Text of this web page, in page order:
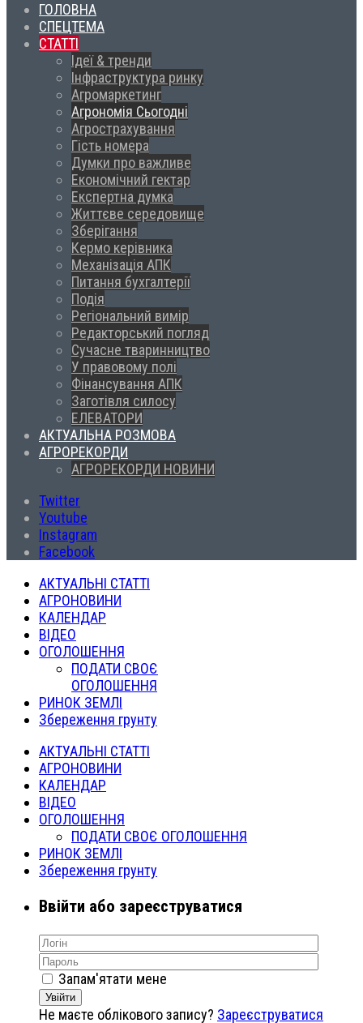
ГОЛОВНА
СПЕЦТЕМА
СТАТТІ
Ідеї & тренди
Інфраструктура ринку
Агромаркетинг
Агрономія Сьогодні
Агрострахування
Гість номера
Думки про важливе
Економічний гектар
Експертна думка
Життєве середовище
Зберігання
Кермо керівника
Механізація АПК
Питання бухгалтерії
Подія
Регіональний вимір
Редакторський погляд
Сучасне тваринництво
У правовому полі
Фінансування АПК
Заготівля силосу
ЕЛЕВАТОРИ
АКТУАЛЬНА РОЗМОВА
АГРОРЕКОРДИ
АГРОРЕКОРДИ НОВИНИ
Twitter
Youtube
Instagram
Facebook
АКТУАЛЬНІ СТАТТІ
АГРОНОВИНИ
КАЛЕНДАР
ВІДЕО
ОГОЛОШЕННЯ
ПОДАТИ СВОЄ
ОГОЛОШЕННЯ
РИНОК ЗЕМЛІ
Збереження грунту
АКТУАЛЬНІ СТАТТІ
АГРОНОВИНИ
КАЛЕНДАР
ВІДЕО
ОГОЛОШЕННЯ
ПОДАТИ СВОЄ ОГОЛОШЕННЯ
РИНОК ЗЕМЛІ
Збереження грунту
Ввійти або зареєструватися
Запам'ятати мене
Увійти
Не маєте облікового запису? Зареєструватися